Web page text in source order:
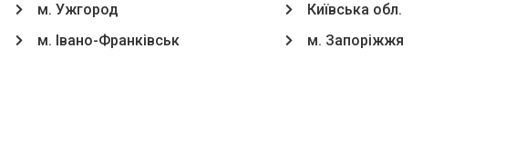
м. Ужгород
м. Івано-Франківськ
Київська обл.
м. Запоріжжя